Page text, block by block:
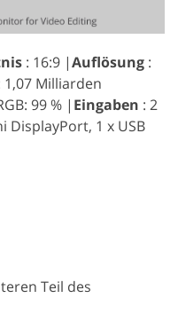
: 16:9 |Auflösung :
1,07 Milliarden
99 % | Eingaben : 2
DisplayPort, 1 x USB
Teil des